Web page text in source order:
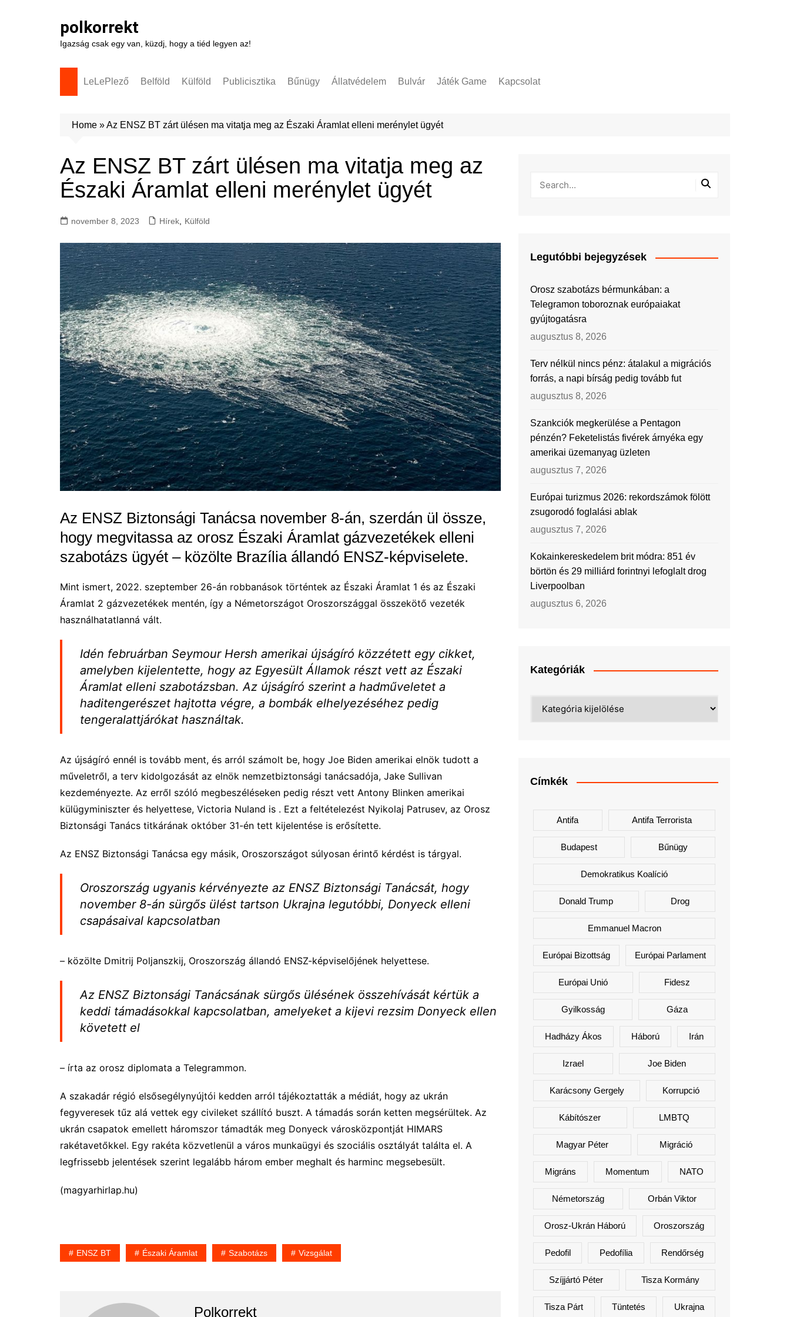
polkorrekt
Igazság csak egy van, küzdj, hogy a tiéd legyen az!
LeLePlező Belföld Külföld Publicisztika Bűnügy Állatvédelem Bulvár Játék Game Kapcsolat
Home »Az ENSZ BT zárt ülésen ma vitatja meg az Északi Áramlat elleni merénylet ügyét
Az ENSZ BT zárt ülésen ma vitatja meg az
Északi Áramlat elleni merénylet ügyét
november 8, 2023 Hírek Külföld
Az ENSZ Biztonsági Tanácsa november 8-án, szerdán ül össze,
hogy megvitassa az orosz Északi Áramlat gázvezetékek elleni
szabotázs ügyét – közölte Brazília állandó ENSZ-képviselete.
Mint ismert, 2022. szeptember 26-án robbanások történtek az Északi Áramlat 1 és az Északi
Áramlat 2 gázvezetékek mentén, így a Németországot Oroszországgal összekötő vezeték
használhatatlanná vált.
Idén februárban Seymour Hersh amerikai újságíró közzétett egy cikket,
amelyben kijelentette, hogy az Egyesült Államok részt vett az Északi
Áramlat elleni szabotázsban. Az újságíró szerint a hadműveletet a
haditengerészet hajtotta végre, a bombák elhelyezéséhez pedig
tengeralattjárókat használtak.
Az újságíró ennél is tovább ment, és arról számolt be, hogy Joe Biden amerikai elnök tudott a
műveletről, a terv kidolgozását az elnök nemzetbiztonsági tanácsadója, Jake Sullivan
kezdeményezte. Az erről szóló megbeszéléseken pedig részt vett Antony Blinken amerikai
külügyminiszter és helyettese, Victoria Nuland is . Ezt a feltételezést Nyikolaj Patrusev, az Orosz
Biztonsági Tanács titkárának október 31-én tett kijelentése is erősítette.
Az ENSZ Biztonsági Tanácsa egy másik, Oroszországot súlyosan érintő kérdést is tárgyal.
Oroszország ugyanis kérvényezte az ENSZ Biztonsági Tanácsát, hogy
november 8-án sürgős ülést tartson Ukrajna legutóbbi, Donyeck elleni
csapásaival kapcsolatban
– közölte Dmitrij Poljanszkij, Oroszország állandó ENSZ-képviselőjének helyettese.
Az ENSZ Biztonsági Tanácsának sürgős ülésének összehívását kértük a
keddi támadásokkal kapcsolatban, amelyeket a kijevi rezsim Donyeck ellen
követett el
– írta az orosz diplomata a Telegrammon.
A szakadár régió elsősegélynyújtói kedden arról tájékoztatták a médiát, hogy az ukrán
fegyveresek tűz alá vettek egy civileket szállító buszt. A támadás során ketten megsérültek. Az
ukrán csapatok emellett háromszor támadták meg Donyeck városközpontját HIMARS
rakétavetőkkel. Egy rakéta közvetlenül a város munkaügyi és szociális osztályát találta el. A
legfrissebb jelentések szerint legalább három ember meghalt és harminc megsebesült.
(magyarhirlap.hu)
ENSZ BT Északi Áramlat Szabotázs Vizsgálat
Polkorrekt
Legutóbbi bejegyzések
Orosz szabotázs bérmunkában: a
Telegramon toboroznak európaiakat
gyújtogatásra
augusztus 8, 2026
Terv nélkül nincs pénz: átalakul a migrációs
forrás, a napi bírság pedig tovább fut
augusztus 8, 2026
Szankciók megkerülése a Pentagon
pénzén? Feketelistás fivérek árnyéka egy
amerikai üzemanyag üzleten
augusztus 7, 2026
Európai turizmus 2026: rekordszámok fölött
zsugorodó foglalási ablak
augusztus 7, 2026
Kokainkereskedelem brit módra: 851 év
börtön és 29 milliárd forintnyi lefoglalt drog
Liverpoolban
augusztus 6, 2026
Kategóriák
Címkék
Antifa Antifa Terrorista
Budapest Bűnügy
Demokratikus Koalíció
Donald Trump Drog
Emmanuel Macron
Európai Bizottság Európai Parlament
Európai Unió Fidesz
Gyilkosság Gáza
Hadházy Ákos Háború Irán
Izrael Joe Biden
Karácsony Gergely Korrupció
Kábítószer LMBTQ
Magyar Péter Migráció
Migráns Momentum NATO
Németország Orbán Viktor
Orosz-Ukrán Háború Oroszország
Pedofil Pedofília Rendőrség
Szíjjártó Péter Tisza Kormány
Tisza Párt Tüntetés Ukrajna